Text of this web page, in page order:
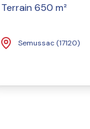
Terrain 650 m²
Semussac (17120)